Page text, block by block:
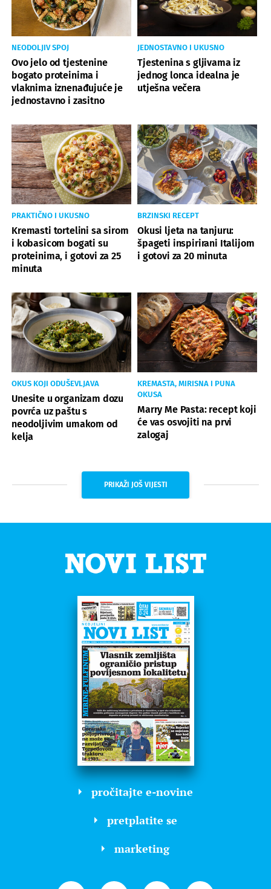
NEODOLJIV SPOJ
Ovo jelo od tjestenine
bogato proteinima i
vlaknima iznenađujuće je
jednostavno i zasitno
JEDNOSTAVNO I UKUSNO
Tjestenina s gljivama iz
jednog lonca idealna je
utješna večera
PRAKTIČNO I UKUSNO
Kremasti tortelini sa sirom
i kobasicom bogati su
proteinima, i gotovi za 25
minuta
BRZINSKI RECEPT
Okusi ljeta na tanjuru:
špageti inspirirani Italijom
i gotovi za 20 minuta
OKUS KOJI ODUŠEVLJAVA
Unesite u organizam dozu
povrća uz paštu s
neodoljivim umakom od
kelja
KREMASTA, MIRISNA I PUNA
OKUSA
Marry Me Pasta: recept koji
će vas osvojiti na prvi
zalogaj
PRIKAŽI JOŠ VIJESTI
pročitajte e-novine
pretplatite se
marketing